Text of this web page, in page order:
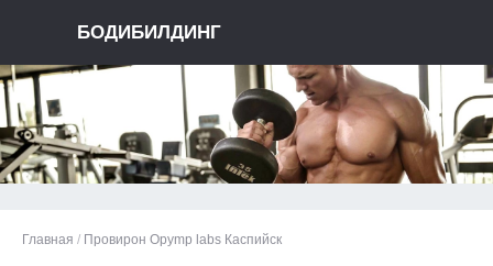
БОДИБИЛДИНГ
Главная / Провирон Opymp labs Каспийск